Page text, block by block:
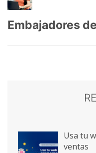
Embajadores
Usa tu
ventas